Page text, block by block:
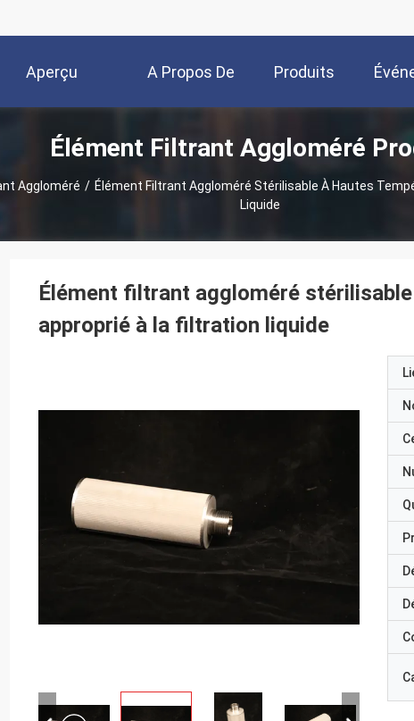
Aperçu A Propos De
Nous
Produits
Élément Filtrant Aggloméré
Aggloméré / Élément Filtrant Aggloméré Stérilisable À Hautes
Liquide
Élément filtrant aggloméré
approprié à la filtration liquide